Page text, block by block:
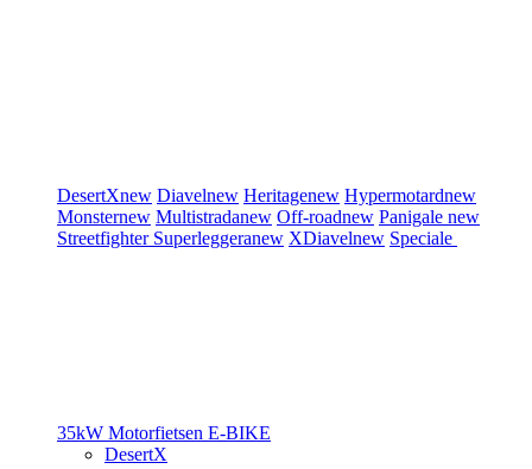
DesertXnew Diavelnew Heritagenew Hypermotardnew
Monsternew Multistradanew Off-roadnew Panigale new
Streetfighter Superleggeranew XDiavelnew Speciale
35kW Motorfietsen E-BIKE
DesertX